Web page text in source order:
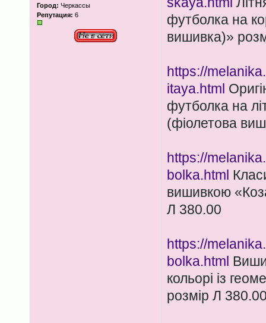
Город: Черкассы
Репутация: 6
футболка на
вишивка)»
https://
itaya.html
футболка на
(фіолетова
https://
bolka.html
вишивкою
Л 380.00
https://
bolka.html
кольорі із
розмір Л